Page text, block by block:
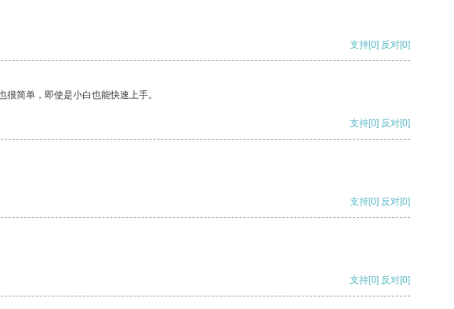
支持[0] 反对[0]
简单，即使是小白也能快速上手。
支持[0] 反对[0]
支持[0] 反对[0]
支持[0] 反对[0]